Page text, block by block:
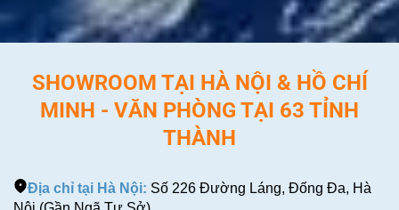
SHOWROOM TẠI HÀ NỘI & HỒ CHÍ
MINH - VĂN PHÒNG TẠI 63 TỈNH
THÀNH
Địa chỉ tại Hà Nội: Số 226 Đường Láng, Đống Đa, Hà